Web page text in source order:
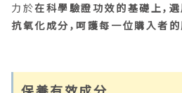
力於在科學驗證功效的基礎上，
抗氧化成分，呵護每一位購入者的